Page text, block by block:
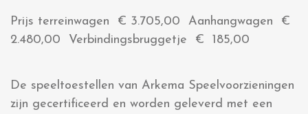
Prijs terreinwagen € 3.705,00 Aanhangwagen €
2.480,00 Verbindingsbruggetje € 185,00
De speeltoestellen van Arkema Speelvoorzieningen
zijn gecertificeerd en worden geleverd met een